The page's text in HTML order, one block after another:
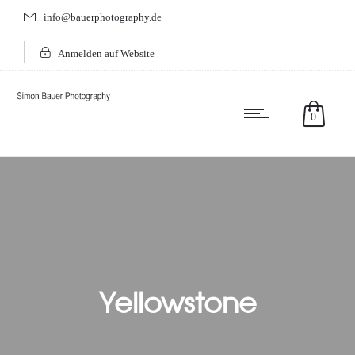
info@bauerphotography.de
Anmelden auf Website
0
Yellowstone